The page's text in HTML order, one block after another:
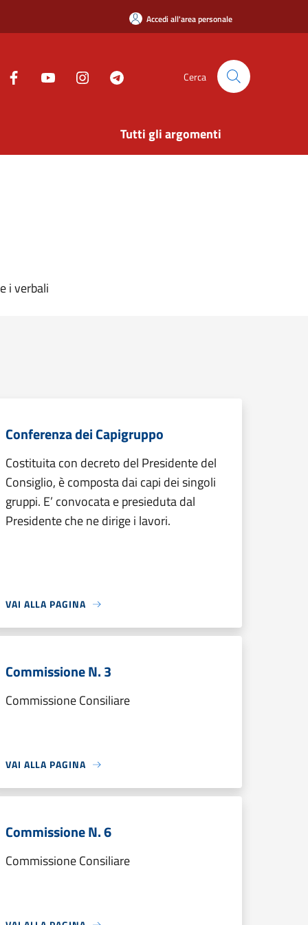
Accedi all'area personale
Cerca
Tutti gli argomenti
i verbali
Conferenza dei Capigruppo
Costituita con decreto del Presidente del
Consiglio, è composta dai capi dei singoli
gruppi. E’ convocata e presieduta dal
Presidente che ne dirige i lavori.
VAI ALLA PAGINA
Commissione N. 3
Commissione Consiliare
VAI ALLA PAGINA
Commissione N. 6
Commissione Consiliare